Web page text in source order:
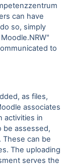
can have
so, simply
to
as files,
associates
activities in
be assessed,
These can be
The uploading
serves the